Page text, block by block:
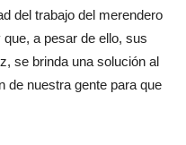
del trabajo del merendero
a pesar de ello, sus
se brinda una solución al
de nuestra gente para que